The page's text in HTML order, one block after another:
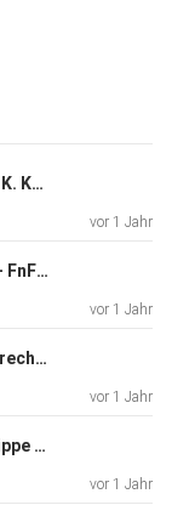
Andor Season 2 Trailer Analyse (+ K. Kennedy Rücktritt) - FnF 70
vor 1 Jahr
Die Liebe in Star Wars <3 (Top 10) - FnF 69
vor 1 Jahr
Wird Squid Game seinem Hype gerrecht? - FnF 68
vor 1 Jahr
Die Skeleton Crew hängt an der Klippe (Folge 7) - FnF 66
vor 1 Jahr